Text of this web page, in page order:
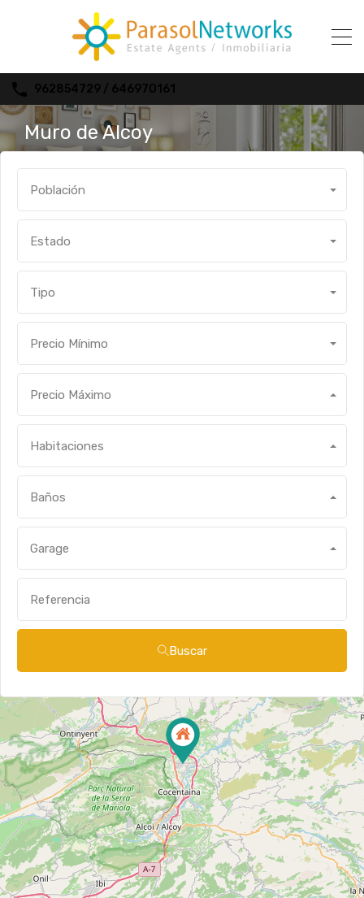
962854729 / 646970161
Muro de Alcoy
Población
Estado
Tipo
Precio Mínimo
Precio Máximo
Habitaciones
Baños
Garage
Buscar